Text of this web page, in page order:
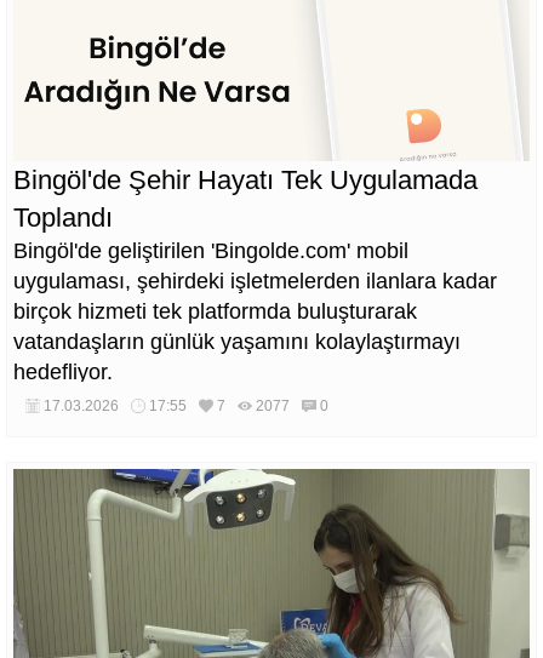
Bingöl'de Şehir Hayatı Tek Uygulamada
Toplandı
Bingöl'de geliştirilen 'Bingolde.com' mobil
uygulaması, şehirdeki işletmelerden ilanlara kadar
birçok hizmeti tek platformda buluşturarak
vatandaşların günlük yaşamını kolaylaştırmayı
hedefliyor.
17.03.2026 17:55 7 2077 0